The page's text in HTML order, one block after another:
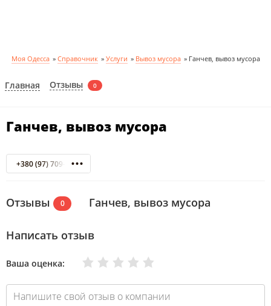
Моя Одесса » Справочник » Услуги » Вывоз мусора » Ганчев, вывоз мусора
Главная Отзывы 0
Ганчев, вывоз мусора
+380 (97) 709-06-54
Отзывы 0 Ганчев, вывоз мусора
Написать отзыв
Ваша оценка: Отлично
Хорошо
Нормально
Плохо
Очень плохо